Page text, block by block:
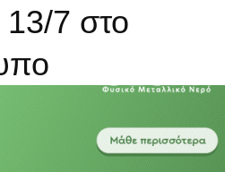
7 στο